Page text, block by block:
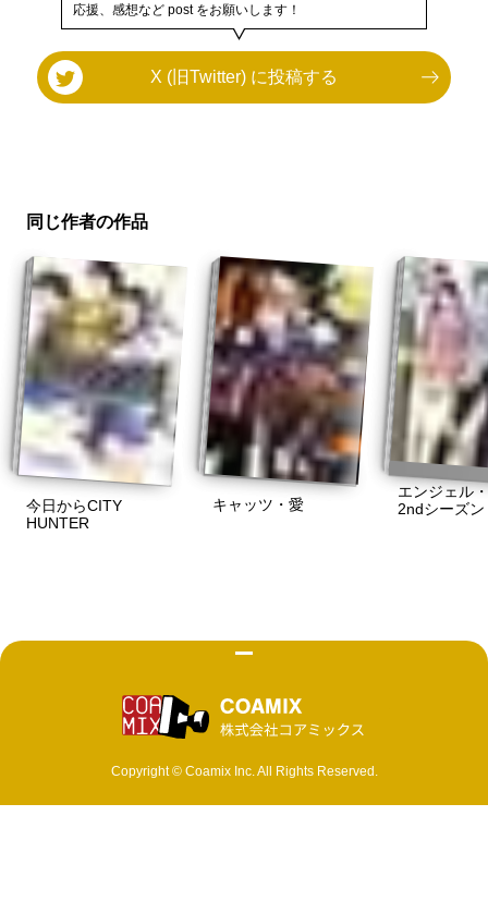
応援、感想など post をお願いします！
X (旧Twitter) に投稿する
同じ作者の作品
今日からCITY
HUNTER
キャッツ・愛
エンジェル
2ndシーズン
Copyright © Coamix Inc. All Rights Reserved.